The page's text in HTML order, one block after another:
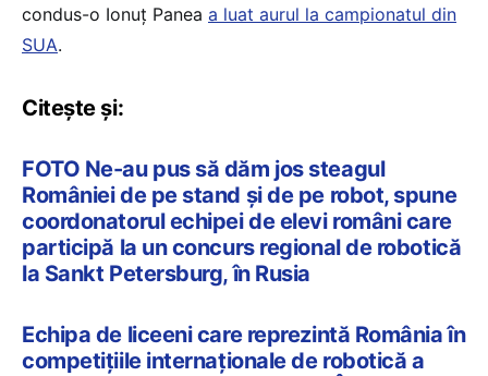
condus-o Ionuț Panea a luat aurul la campionatul din
SUA.
Citește și:
FOTO Ne-au pus să dăm jos steagul
României de pe stand și de pe robot, spune
coordonatorul echipei de elevi români care
participă la un concurs regional de robotică
la Sankt Petersburg, în Rusia
Echipa de liceeni care reprezintă România în
competițiile internaționale de robotică a